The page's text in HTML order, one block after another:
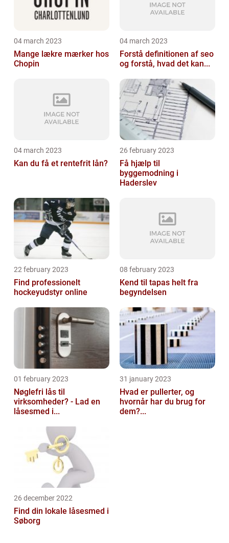
04 march 2023
Mange lækre mærker hos
Chopin
04 march 2023
Forstå definitionen af seo
og forstå, hvad det kan...
04 march 2023
Kan du få et rentefrit lån?
26 february 2023
Få hjælp til
byggemodning i
Haderslev
22 february 2023
Find professionelt
hockeyudstyr online
08 february 2023
Kend til tapas helt fra
begyndelsen
01 february 2023
Nøglefri lås til
virksomheder? - Lad en
låsesmed i...
31 january 2023
Hvad er pullerter, og
hvornår har du brug for
dem?...
26 december 2022
Find din lokale låsesmed i
Søborg